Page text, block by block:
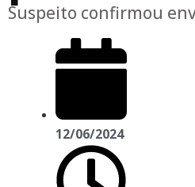
Suspeito confirmou
12/06/2024